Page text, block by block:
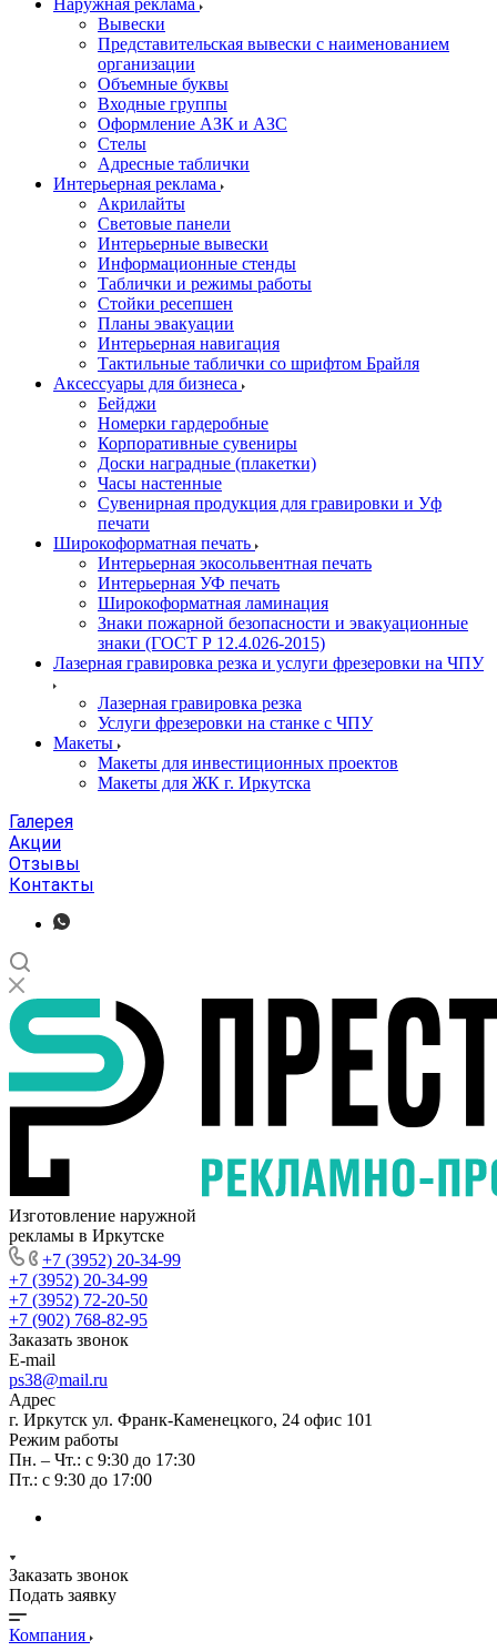
Наружная реклама
Вывески
Представительская вывески с наименованием
организации
Объемные буквы
Входные группы
Оформление АЗК и АЗС
Стелы
Адресные таблички
Интерьерная реклама
Акрилайты
Световые панели
Интерьерные вывески
Информационные стенды
Таблички и режимы работы
Стойки ресепшен
Планы эвакуации
Интерьерная навигация
Тактильные таблички со шрифтом Брайля
Аксессуары для бизнеса
Бейджи
Номерки гардеробные
Корпоративные сувениры
Доски наградные (плакетки)
Часы настенные
Сувенирная продукция для гравировки и Уф
печати
Широкоформатная печать
Интерьерная экосольвентная печать
Интерьерная УФ печать
Широкоформатная ламинация
Знаки пожарной безопасности и эвакуационные
знаки (ГОСТ Р 12.4.026-2015)
Лазерная гравировка резка и услуги фрезеровки на ЧПУ
Лазерная гравировка резка
Услуги фрезеровки на станке с ЧПУ
Макеты
Макеты для инвестиционных проектов
Макеты для ЖК г. Иркутска
Галерея
Акции
Отзывы
Контакты
Изготовление наружной
рекламы в Иркутске
+7 (3952) 20-34-99
+7 (3952) 20-34-99
+7 (3952) 72-20-50
+7 (902) 768-82-95
Заказать звонок
E-mail
ps38@mail.ru
Адрес
г. Иркутск ул. Франк-Каменецкого, 24 офис 101
Режим работы
Пн. – Чт.: с 9:30 до 17:30
Пт.: с 9:30 до 17:00
Заказать звонок
Подать заявку
Компания